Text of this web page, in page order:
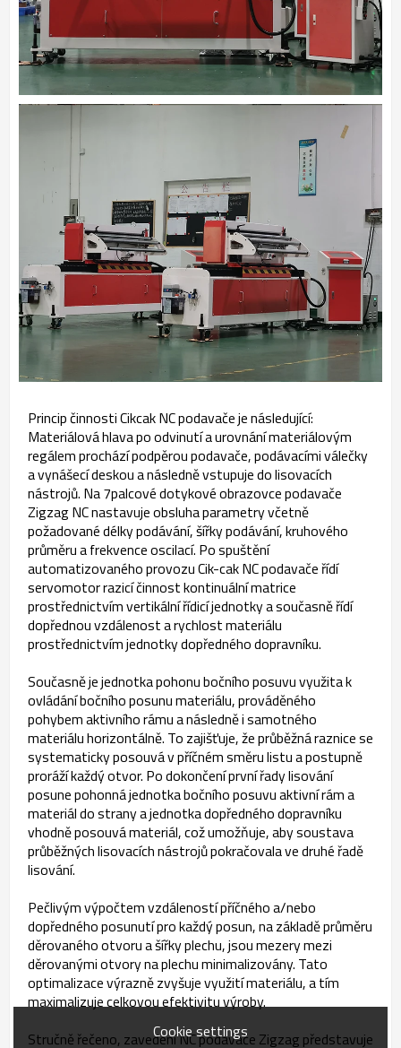
Princip činnosti Cikcak NC podavače je následující:
Materiálová hlava po odvinutí a urovnání materiálovým
regálem prochází podpěrou podavače, podávacími válečky
a vynášecí deskou a následně vstupuje do lisovacích
nástrojů. Na 7palcové dotykové obrazovce podavače
Zigzag NC nastavuje obsluha parametry včetně
požadované délky podávání, šířky podávání, kruhového
průměru a frekvence oscilací. Po spuštění
automatizovaného provozu Cik-cak NC podavače řídí
servomotor razicí činnost kontinuální matrice
prostřednictvím vertikální řídicí jednotky a současně řídí
dopřednou vzdálenost a rychlost materiálu
prostřednictvím jednotky dopředného dopravníku.
Současně je jednotka pohonu bočního posuvu využita k
ovládání bočního posunu materiálu, prováděného
pohybem aktivního rámu a následně i samotného
materiálu horizontálně. To zajišťuje, že průběžná raznice se
systematicky posouvá v příčném směru listu a postupně
proráží každý otvor. Po dokončení první řady lisování
posune pohonná jednotka bočního posuvu aktivní rám a
materiál do strany a jednotka dopředného dopravníku
vhodně posouvá materiál, což umožňuje, aby soustava
průběžných lisovacích nástrojů pokračovala ve druhé řadě
lisování.
Pečlivým výpočtem vzdáleností příčného a/nebo
dopředného posunutí pro každý posun, na základě průměru
děrovaného otvoru a šířky plechu, jsou mezery mezi
děrovanými otvory na plechu minimalizovány. Tato
optimalizace výrazně zvyšuje využití materiálu, a tím
maximalizuje celkovou efektivitu výroby.
Stručně řečeno, zavedení NC podavače Zigzag představuje
Cookie settings